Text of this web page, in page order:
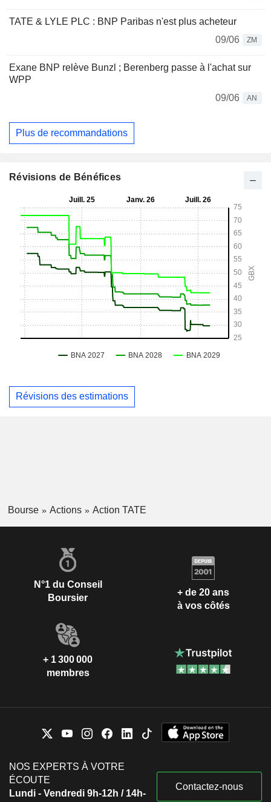
TATE & LYLE PLC : BNP Paribas n'est plus acheteur
09/06
ZM
Exane BNP relève Bunzl ; Berenberg passe à l'achat sur
WPP
09/06
AN
Plus de recommandations
Révisions de Bénéfices
Révisions des estimations
Bourse Actions Action TATE
N°1 du Conseil
Boursier
+ de 20 ans
à vos côtés
+ 1 300 000
membres
NOS EXPERTS À VOTRE
ÉCOUTE
Lundi - Vendredi 9h-12h / 14h-
Contactez-nous